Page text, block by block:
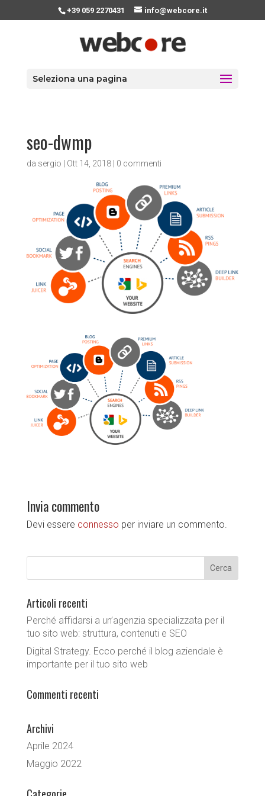
+39 059 2270431 info@webcore.it
Seleziona una pagina
seo-dwmp
da sergio Ott 14, 2018| 0 commenti
Invia commento
Devi essere connesso per inviare un commento.
Articoli recenti
Perché affidarsi a un’agenzia specializzata per il
tuo sito web: struttura, contenuti e SEO
Digital Strategy. Ecco perché il blog aziendale è
importante per il tuo sito web
Commenti recenti
Archivi
Aprile 2024
Maggio 2022